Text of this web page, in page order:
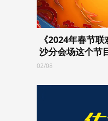
《2024年春节
沙分会场这个节
02/08